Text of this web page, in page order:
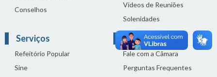
Conselhos
Vídeos de Reuniões
Solenidades
Serviços
Refeitório Popular
Sine
Links Úteis
Fale com a Câmara
Perguntas Frequentes